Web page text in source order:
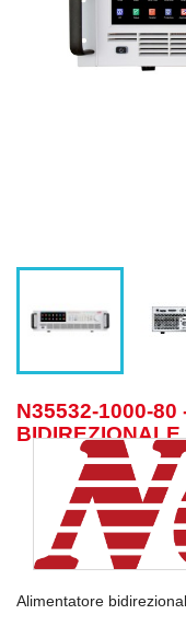
N35532-1000-80
BIDIREZIONALE
Alimentatore